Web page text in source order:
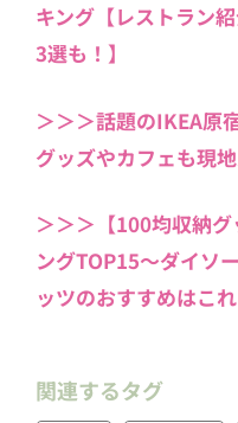
キング【レストラン
3選も！】
＞＞＞話題のIKEA原
グッズやカフェも現
＞＞＞【100均収納
ングTOP15〜ダイソ
ッツのおすすめはこ
関連するタグ